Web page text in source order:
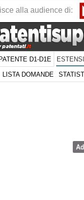
D1-D1E
LISTA DOMANDE
alla audience di: